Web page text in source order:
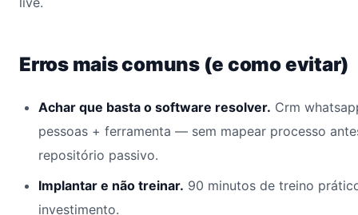
Erros mais comuns (e como evitar)
Achar que basta o software resolver. Crm
pessoas + ferramenta — sem mapear processo
repositório passivo.
Implantar e não treinar. 90 minutos de treino
investimento.